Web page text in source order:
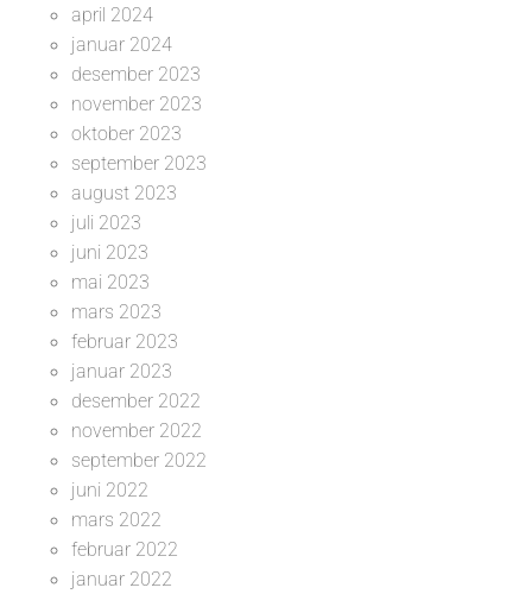
april 2024
januar 2024
desember 2023
november 2023
oktober 2023
september 2023
august 2023
juli 2023
juni 2023
mai 2023
mars 2023
februar 2023
januar 2023
desember 2022
november 2022
september 2022
juni 2022
mars 2022
februar 2022
januar 2022